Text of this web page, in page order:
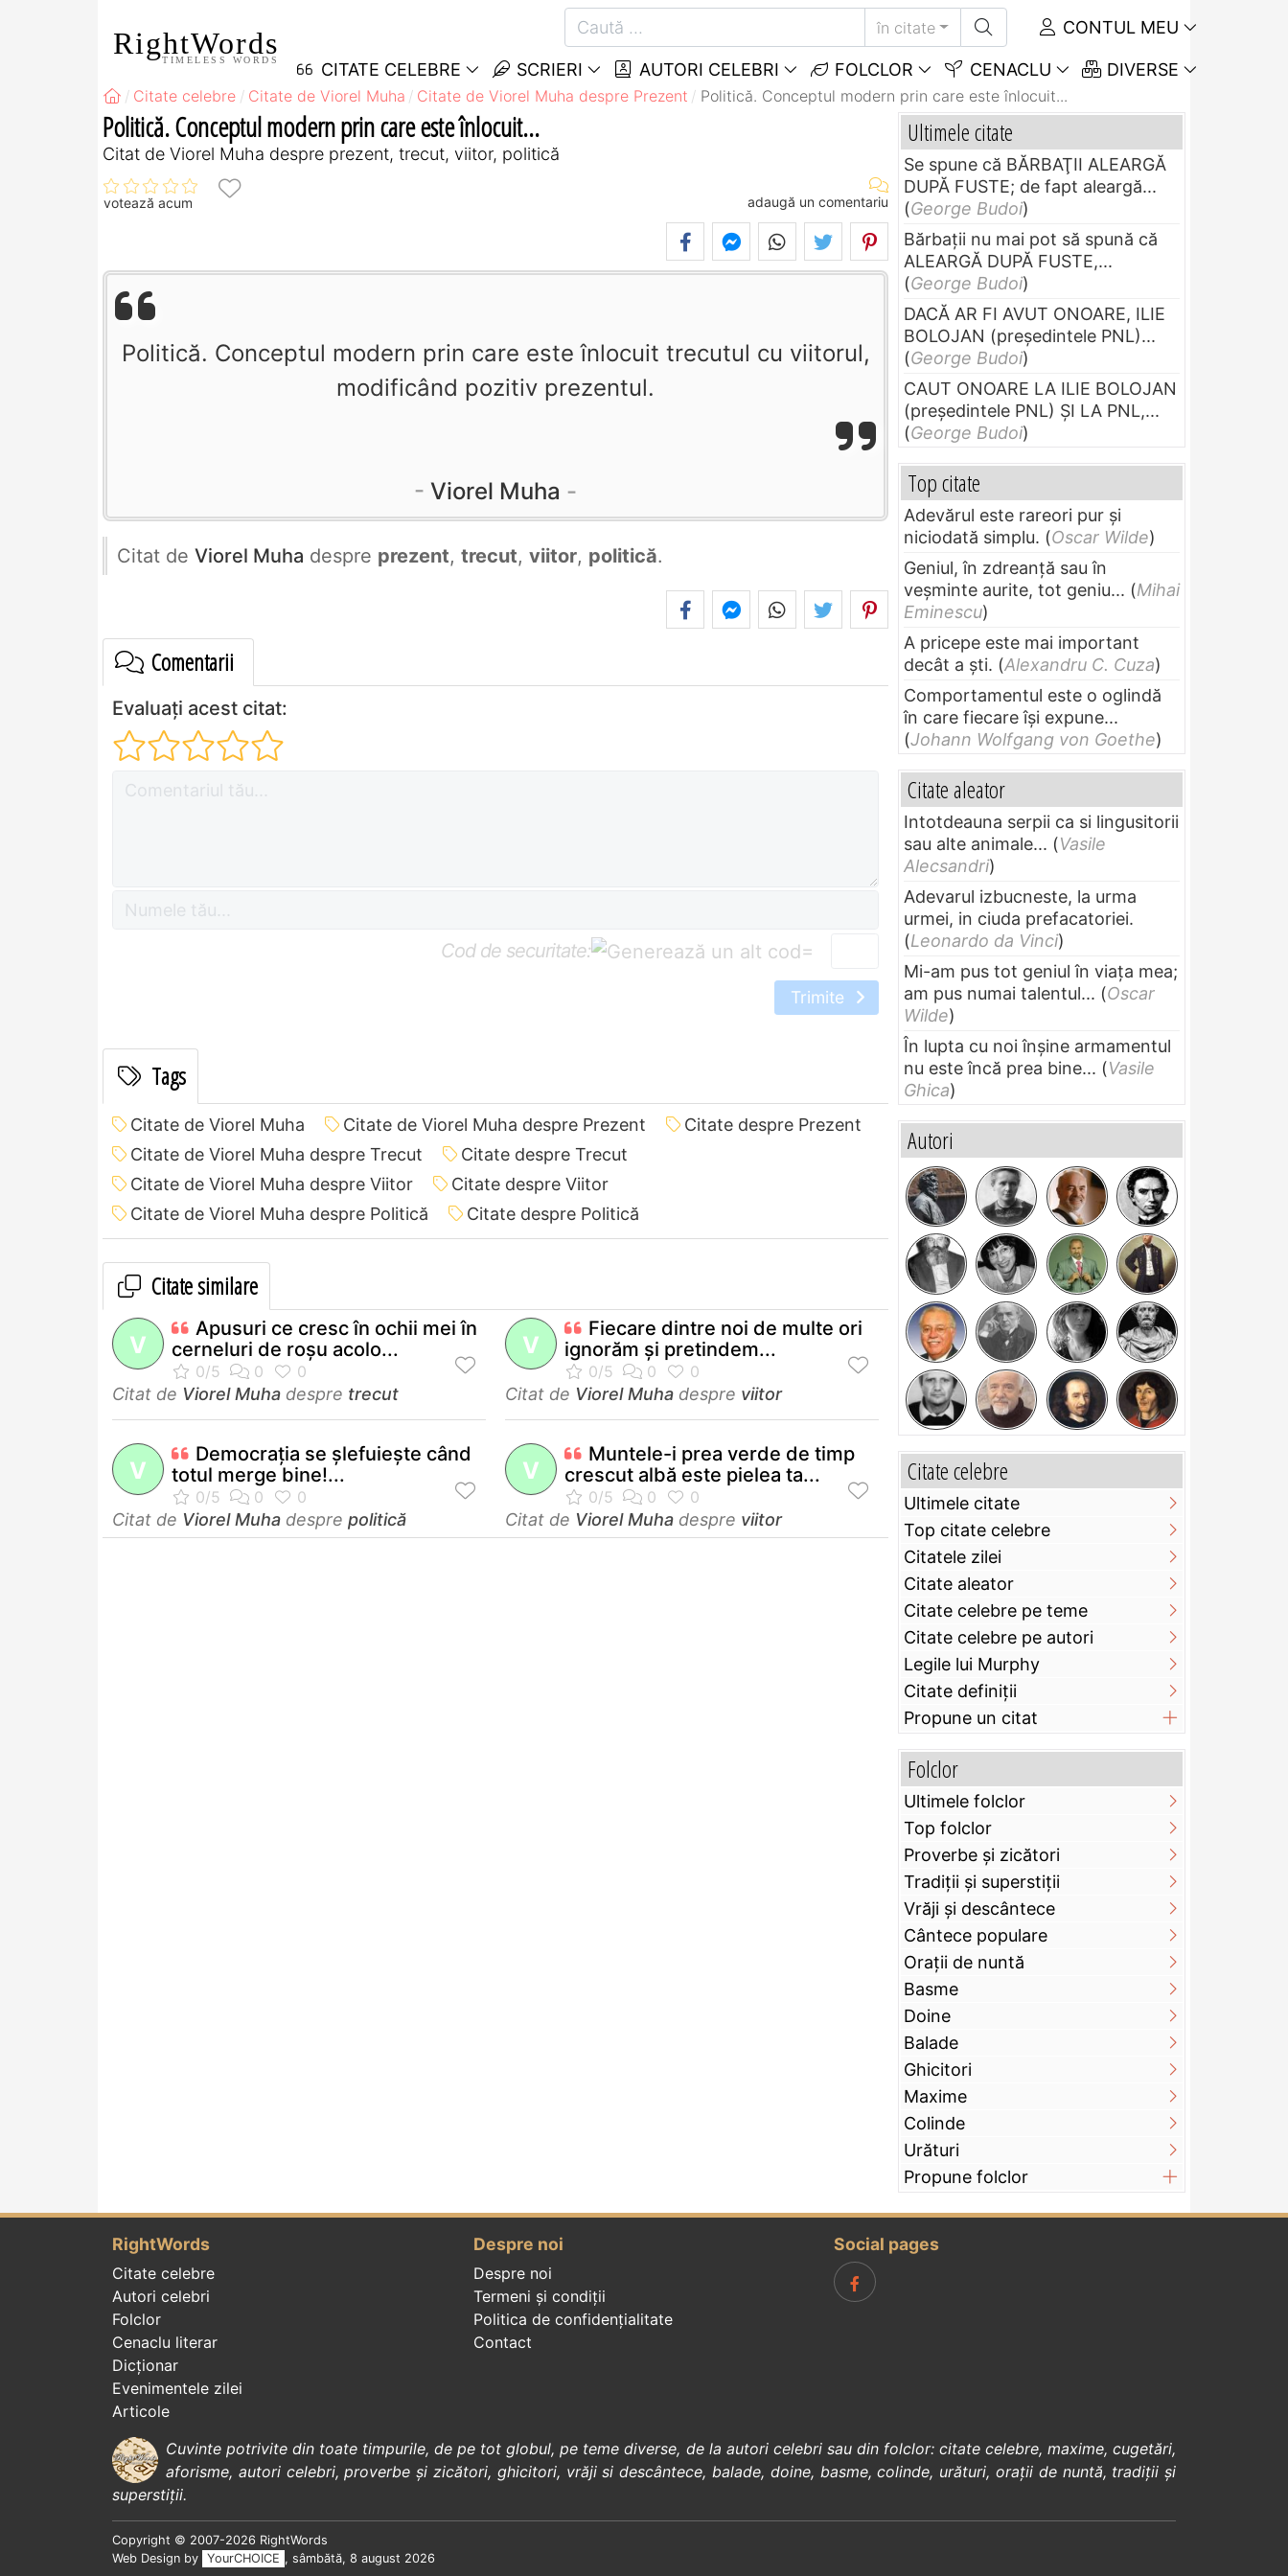
RightWords
TIMELESS WORDS
în citate CONTUL MEU
CITATE CELEBRE SCRIERI AUTORI CELEBRI FOLCLOR CENACLU DIVERSE
Citate celebre Citate de Viorel Muha Citate de Viorel Muha despre Prezent Politică. Conceptul modern prin care este înlocuit...
Politică. Conceptul modern prin care este înlocuit...
Citat de Viorel Muha despre prezent, trecut, viitor, politică
votează acum adaugă un comentariu
Politică. Conceptul modern prin care este înlocuit trecutul cu viitorul,
modificând pozitiv prezentul.
Viorel Muha
Citat de Viorel Muha despre prezent, trecut, viitor, politică.
Comentarii
Evaluați acest citat:
Cod de securitate: =
Trimite
Tags
Citate de Viorel Muha Citate de Viorel Muha despre Prezent
Citate despre Prezent
Citate de Viorel Muha despre Trecut
Citate despre Trecut
Citate de Viorel Muha despre Viitor
Citate despre Viitor
Citate de Viorel Muha despre Politică
Citate despre Politică
Citate similare
V
Apusuri ce cresc în ochii mei în
cerneluri de roşu acolo...
Citat de Viorel Muha despre trecut
V
Fiecare dintre noi de multe ori
ignorăm şi pretindem...
Citat de Viorel Muha despre viitor
V
Democraţia se şlefuieşte când
totul merge bine!...
Citat de Viorel Muha despre politică
V
Muntele-i prea verde de timp
crescut albă este pielea ta...
Citat de Viorel Muha despre viitor
Ultimele citate
Se spune că BĂRBAŢII ALEARGĂ
DUPĂ FUSTE; de fapt aleargă...
(George Budoi)
Bărbaţii nu mai pot să spună că
ALEARGĂ DUPĂ FUSTE,...
(George Budoi)
DACĂ AR FI AVUT ONOARE, ILIE
BOLOJAN (preşedintele PNL)...
(George Budoi)
CAUT ONOARE LA ILIE BOLOJAN
(preşedintele PNL) ŞI LA PNL,...
(George Budoi)
Top citate
Adevărul este rareori pur și
niciodată simplu. (Oscar Wilde)
Geniul, în zdreanţă sau în
veşminte aurite, tot geniu... (Mihai
Eminescu)
A pricepe este mai important
decât a ști. (Alexandru C. Cuza)
Comportamentul este o oglindă
în care fiecare își expune...
(Johann Wolfgang von Goethe)
Citate aleator
Intotdeauna serpii ca si lingusitorii
sau alte animale... (Vasile
Alecsandri)
Adevarul izbucneste, la urma
urmei, in ciuda prefacatoriei.
(Leonardo da Vinci)
Mi-am pus tot geniul în viața mea;
am pus numai talentul... (Oscar
Wilde)
În lupta cu noi înșine armamentul
nu este încă prea bine... (Vasile
Ghica)
Autori
Citate celebre
Ultimele citate
Top citate celebre
Citatele zilei
Citate aleator
Citate celebre pe teme
Citate celebre pe autori
Legile lui Murphy
Citate definiţii
Propune un citat
Folclor
Ultimele folclor
Top folclor
Proverbe și zicători
Tradiții și superstiții
Vrăji și descântece
Cântece populare
Orații de nuntă
Basme
Doine
Balade
Ghicitori
Maxime
Colinde
Urături
Propune folclor
RightWords
Citate celebre
Autori celebri
Folclor
Cenaclu literar
Dicționar
Evenimentele zilei
Articole
Despre noi
Despre noi
Termeni și condiții
Politica de confidenţialitate
Contact
Social pages
Cuvinte potrivite din toate timpurile, de pe tot globul, pe teme diverse, de la autori celebrisau din folclor: citate celebre, maxime,cugetări,
aforisme, autori celebri,proverbe și zicători, ghicitori, vrăji si descântece, balade, doine, basme,colinde, urături, orații de nuntă, tradiții și
superstiții.
Copyright © 2007-2026 RightWords
Web Design by
YourCHOICE , sâmbătă, 8 august 2026